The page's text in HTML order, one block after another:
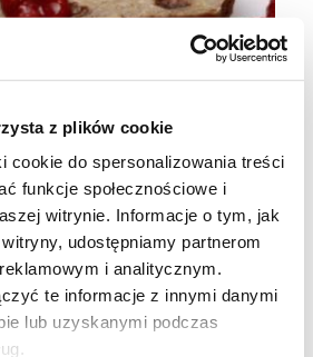
z plików cookie
cookie do spersonalizowania treści
funkcje społecznościowe i
witrynie. Informacje o tym, jak
udostępniamy partnerom
i analitycznym.
te informacje z innymi danymi
lub uzyskanymi podczas
jaglanej